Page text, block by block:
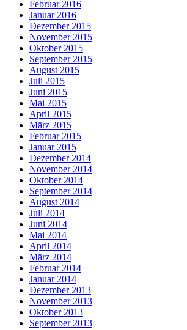
Februar 2016
Januar 2016
Dezember 2015
November 2015
Oktober 2015
September 2015
August 2015
Juli 2015
Juni 2015
Mai 2015
April 2015
März 2015
Februar 2015
Januar 2015
Dezember 2014
November 2014
Oktober 2014
September 2014
August 2014
Juli 2014
Juni 2014
Mai 2014
April 2014
März 2014
Februar 2014
Januar 2014
Dezember 2013
November 2013
Oktober 2013
September 2013